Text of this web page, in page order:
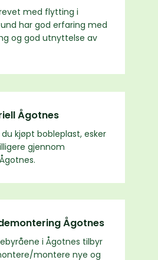
med flytting i
har god erfaring med
og god utnyttelse av
Ågotnes
kjøpt bobleplast, esker
gjennom
Ågotnes
i Ågotnes tilbyr
montere nye og